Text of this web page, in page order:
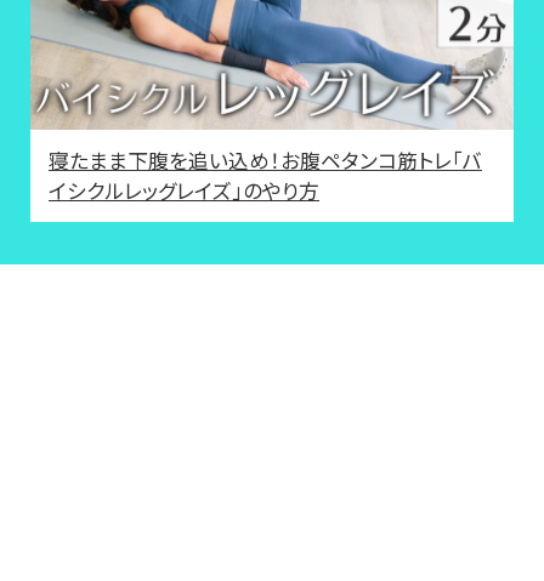
寝たまま下腹を追い込め！お腹ペタンコ筋トレ「バ
イシクルレッグレイズ」のやり方